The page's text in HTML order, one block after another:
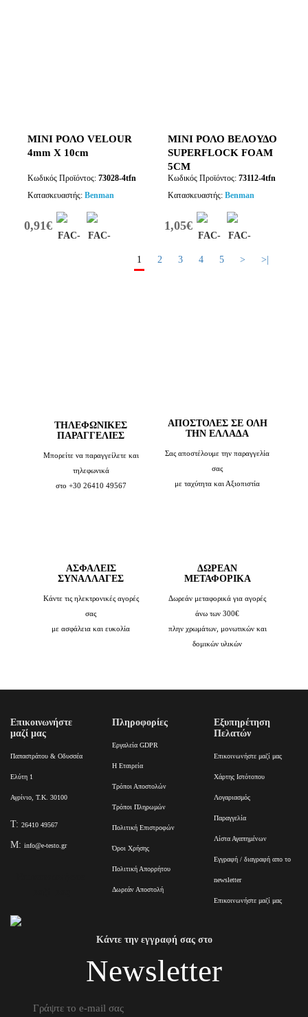
ΜΙΝΙ ΡΟΛΟ VELOUR
4mm Χ 10cm
Κωδικός Προϊόντος: 73028-4tfn
Κατασκευαστής: Benman
0,91€
ΜΙΝΙ ΡΟΛΟ ΒΕΛΟΥΔΟ
SUPERFLOCK FOAM
5CM
Κωδικός Προϊόντος: 73112-4tfn
Κατασκευαστής: Benman
1,05€
1 2 3 4 5 > >|
TΗΛΕΦΩΝΙΚΈΣ
ΠΑΡΑΓΓΕΛΊΕΣ
Μπορείτε να παραγγείλετε και
τηλεφωνικά
στο +30 26410 49567
ΑΠΟΣΤΟΛΕΣ ΣΕ ΟΛΗ
ΤΗΝ ΕΛΛΑΔΑ
Σας αποστέλουμε την παραγγελία
σας
με ταχύτητα και Αξιοπιστία
ΑΣΦΑΛΕΙΣ
ΣΥΝΑΛΛΑΓΕΣ
Κάντε τις ηλεκτρονικές αγορές
σας
με ασφάλεια και ευκολία
ΔΩΡΕΑΝ
ΜΕΤΑΦΟΡΙΚΑ
Δωρεάν μεταφορικά για αγορές
άνω των 300€
πλην χρωμάτων, μονωτικών και
δομικών υλικών
Επικοινωνήστε
μαζί μας
Παπαστράτου & Οδυσσέα
Ελύτη 1
Αγρίνιο, Τ.Κ. 30100
T: 26410 49567
M: info@e-testo.gr
Πληροφορίες
Εργαλεία GDPR
Η Εταιρεία
Τρόποι Αποστολών
Τρόποι Πληρωμών
Πολιτική Επιστροφών
Όροι Χρήσης
Πολιτική Απορρήτου
Δωρεάν Αποστολή
Εξυπηρέτηση
Πελατών
Επικοινωνήστε μαζί μας
Χάρτης Ιστότοπου
Λογαριασμός
Παραγγελία
Λίστα Αγαπημένων
Εγγραφή / διαγραφή απο το
newsletter
Επικοινωνήστε μαζί μας
Κάντε την εγγραφή σας στο
Newsletter